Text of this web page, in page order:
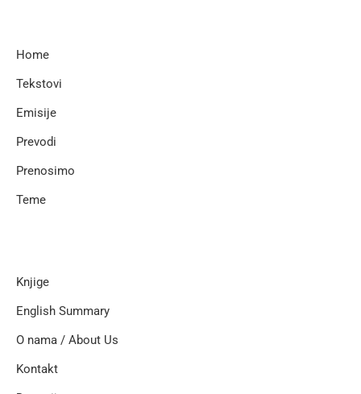
Home
Tekstovi
Emisije
Prevodi
Prenosimo
Teme
Knjige
English Summary
O nama / About Us
Kontakt